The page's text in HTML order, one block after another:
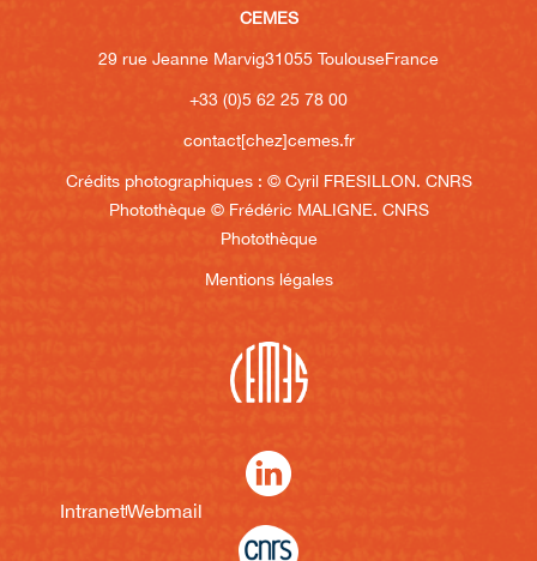
CEMES
29 rue Jeanne Marvig31055 ToulouseFrance
+33 (0)5 62 25 78 00
contact[chez]cemes.fr
Crédits photographiques : © Cyril FRESILLON. CNRS
Photothèque © Frédéric MALIGNE. CNRS
Photothèque
Mentions légales
IntranetWebmail